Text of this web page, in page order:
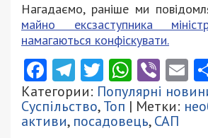
Нагадаємо, раніше ми
майно ексзаступника
намагаються конфіскувати.
Facebook
Telegram
Twitter
Категории: Популярні
Суспільство,Топ | Метки:
активи, посадовець,САП